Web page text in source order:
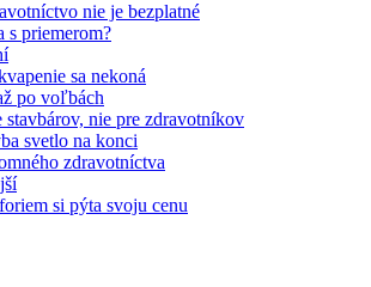
nie je bezplatné
s priemerom?
sa nekoná
po voľbách
nie pre zdravotníkov
svetlo na konci
zdravotníctva
si pýta svoju cenu